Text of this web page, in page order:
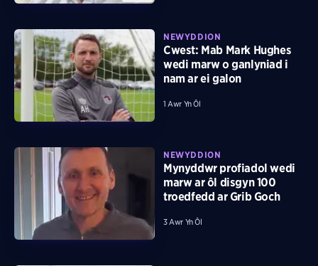
NEWYDDION
Cwest: Mab Mark Hughes
wedi marw o ganlyniad i
nam ar ei galon
1 Awr Yn Ôl
NEWYDDION
Mynyddwr profiadol wedi
marw ar ôl disgyn 100
troedfedd ar Grib Goch
3 Awr Yn Ôl